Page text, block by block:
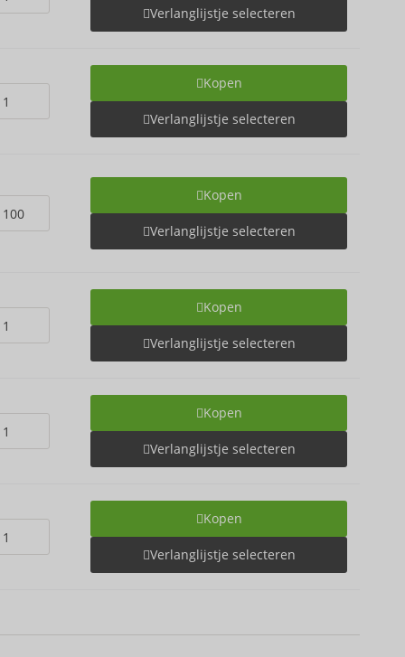
Verlanglijstje selecteren
Kopen
Verlanglijstje selecteren
Kopen
Verlanglijstje selecteren
Kopen
Verlanglijstje selecteren
Kopen
Verlanglijstje selecteren
Kopen
Verlanglijstje selecteren